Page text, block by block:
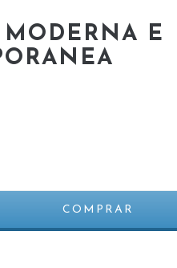
MODERNA E